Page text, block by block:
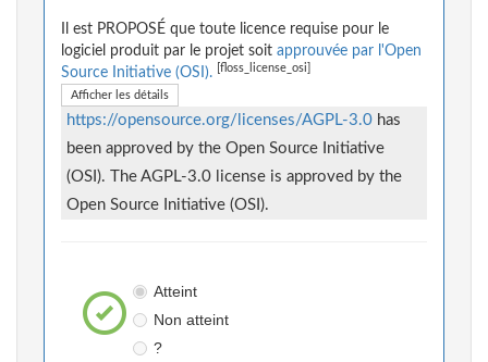
Il est PROPOSÉ que toute licence requise pour le
logiciel produit par le projet soit approuvée par l'Open
Source Initiative (OSI).
[floss_license_osi]
Afficher les détails
https://opensource.org/licenses/AGPL-3.0 has
been approved by the Open Source Initiative
(OSI). The AGPL-3.0 license is approved by the
Open Source Initiative (OSI).
Atteint
Non atteint
?